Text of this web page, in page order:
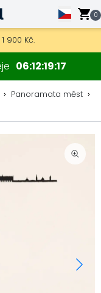
0
900 Kč.
a dekorace.
06121916
Panoramata měst